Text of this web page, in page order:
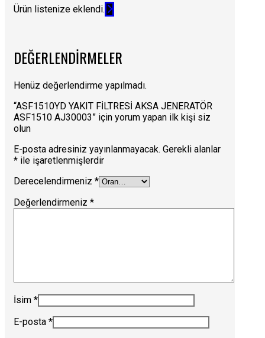
Ürün listenize eklendi.
DEĞERLENDIRMELER
Henüz değerlendirme yapılmadı.
“ASF1510YD YAKIT FİLTRESİ AKSA JENERATÖR
ASF1510 AJ30003” için yorum yapan ilk kişi siz
olun
E-posta adresiniz yayınlanmayacak. Gerekli alanlar
* ile işaretlenmişlerdir
Derecelendirmeniz *
Değerlendirmeniz *
İsim *
E-posta *